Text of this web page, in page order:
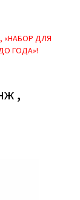
«НАБОР ДЛЯ
ГОДА»!
,